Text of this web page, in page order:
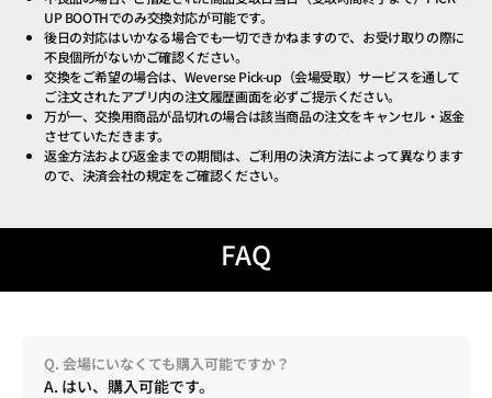
UP BOOTHでのみ交換対応が可能です。
後日の対応はいかなる場合でも一切できかねますので、お受け取りの際に
不良個所がないかご確認ください。
交換をご希望の場合は、Weverse Pick-up（会場受取）サービスを通して
ご注文されたアプリ内の注文履歴画面を必ずご提示ください。
万が一、交換用商品が品切れの場合は該当商品の注文をキャンセル・返金
させていただきます。
返金方法および返金までの期間は、ご利用の決済方法によって異なります
ので、決済会社の規定をご確認ください。
FAQ
Q. 会場にいなくても購入可能ですか？
A. はい、購入可能です。